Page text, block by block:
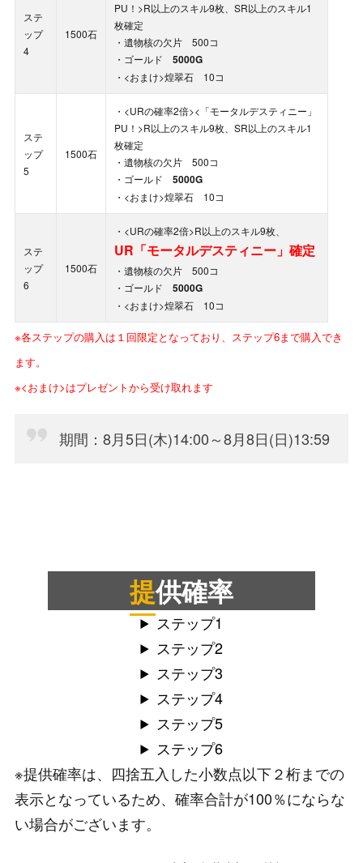
ステ
ップ
4
1500石
PU！>R以上のスキル9枚、SR以上のスキル1
枚確定
・遺物核の欠片 500コ
・ゴールド 5000G
・<おまけ>煌翠石 10コ
ステ
ップ
5
1500石
・<URの確率2倍><「モータルデスティニー」
PU！>R以上のスキル9枚、SR以上のスキル1
枚確定
・遺物核の欠片 500コ
・ゴールド 5000G
・<おまけ>煌翠石 10コ
ステ
ップ
6
1500石
・<URの確率2倍>R以上のスキル9枚、
UR「モータルデスティニー」確定
・遺物核の欠片 500コ
・ゴールド 5000G
・<おまけ>煌翠石 10コ
※各ステップの購入は１回限定となっており、ステップ6まで購入でき
ます。
※<おまけ>はプレゼントから受け取れます
期間：8月5日(木)14:00～8月8日(日)13:59
提供確率
ステップ1
ステップ2
ステップ3
ステップ4
ステップ5
ステップ6
※提供確率は、四捨五入した小数点以下２桁までの
表示となっているため、確率合計が100％にならな
い場合がございます。